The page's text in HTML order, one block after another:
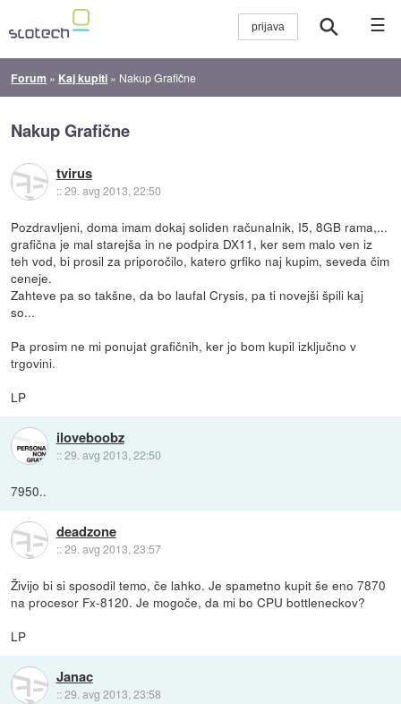
☰
Forum » Kaj kupiti » Nakup Grafične
Nakup Grafične
tvirus
::29. avg 2013, 22:50
Pozdravljeni, doma imam dokaj soliden računalnik, I5, 8GB rama,...
grafična je mal starejša in ne podpira DX11, ker sem malo ven iz
teh vod, bi prosil za priporočilo, katero grfiko naj kupim, seveda čim
ceneje.
Zahteve pa so takšne, da bo laufal Crysis, pa ti novejši špili kaj
so...
Pa prosim ne mi ponujat grafičnih, ker jo bom kupil izključno v
trgovini.
LP
iloveboobz
::29. avg 2013, 22:50
7950..
deadzone
::29. avg 2013, 23:57
Živijo bi si sposodil temo, če lahko. Je spametno kupit še eno 7870
na procesor Fx-8120. Je mogoče, da mi bo CPU bottleneckov?
LP
Janac
::29. avg 2013, 23:58